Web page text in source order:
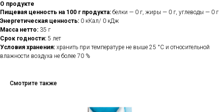
О продукте
Пищевая ценность на 100 г продукта: белки — 0 г, жиры — 0 г, углеводы — 0 г
Энергетическая ценность: 0 кКал/ 0 кДж
Масса нетто: 35 г
Срок годности: 5 лет
Условия хранения: хранить при температуре не выше 25 °С и относительной
влажности воздуха не более 70 %
Смотрите также